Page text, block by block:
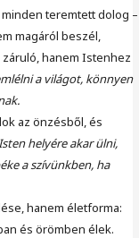
teremtett dolog –
magáról beszél,
hanem Istenhez
a világot, könnyen
az önzésből, és
helyére akar ülni,
a szívünkben, ha
hanem életforma:
és örömben élek.